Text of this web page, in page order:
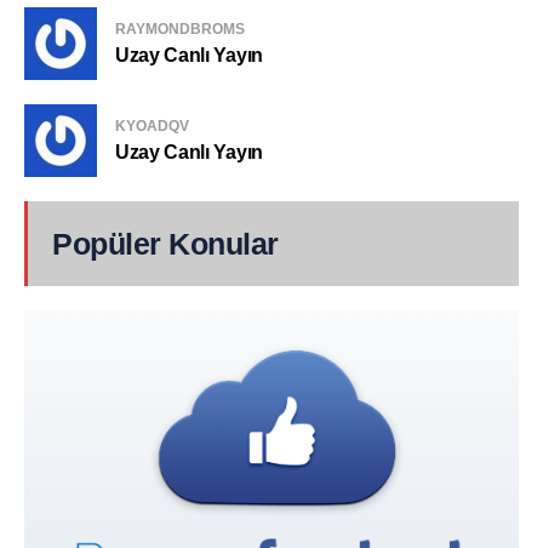
RAYMONDBROMS
Uzay Canlı Yayın
KYOADQV
Uzay Canlı Yayın
Popüler Konular